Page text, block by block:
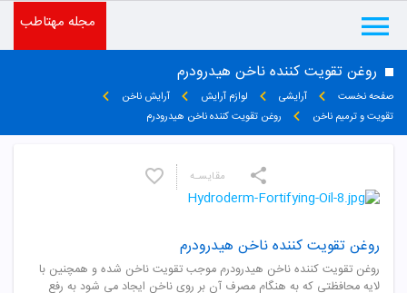
مجله مهتاطب
روغن تقویت کننده ناخن هیدرودرم
صفحه نخست آرایشی لوازم آرایش
آرایش ناخن
تقویت و ترمیم ناخن
روغن تقویت کننده ناخن هیدرودرم
روغن تقویت کننده ناخن هیدرودرم
روغن تقویت کننده ناخن هیدرودرم موجب تقویت ناخن شده و همچنین با
لایه محافظتی که به هنگام مصرف آن بر روی ناخن ایجاد می شود به رفع
مقایسـه